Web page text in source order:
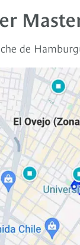
de